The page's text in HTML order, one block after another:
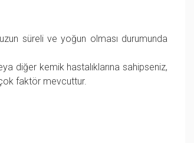
süreli ve yoğun olması durumunda
diğer kemik hastalıklarına sahipseniz,
faktör mevcuttur.